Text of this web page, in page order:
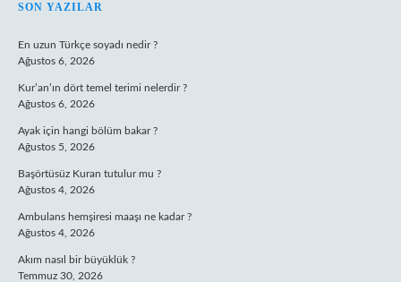
SIDEBAR
SON YAZILAR
En uzun Türkçe soyadı nedir ?
Ağustos 6, 2026
Kur’an’ın dört temel terimi nelerdir ?
Ağustos 6, 2026
Ayak için hangi bölüm bakar ?
Ağustos 5, 2026
Başörtüsüz Kuran tutulur mu ?
Ağustos 4, 2026
Ambulans hemşiresi maaşı ne kadar ?
Ağustos 4, 2026
Akım nasıl bir büyüklük ?
Temmuz 30, 2026